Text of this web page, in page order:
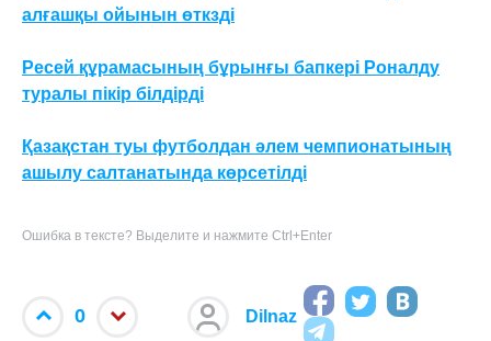
алғашқы ойынын өткзді
Ресей құрамасының бұрынғы бапкері Роналду
туралы пікір білдірді
Қазақстан туы футболдан әлем чемпионатының
ашылу салтанатында көрсетілді
Ошибка в тексте? Выделите и нажмите Ctrl+Enter
0 Dilnaz